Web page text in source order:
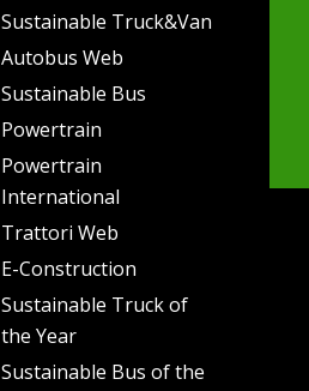
Sustainable Truck&Van
Autobus Web
Sustainable Bus
Powertrain
Powertrain
International
Trattori Web
E-Construction
Sustainable Truck of
the Year
Sustainable Bus of the